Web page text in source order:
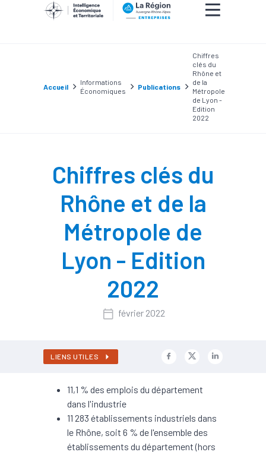
Accueil
Informations
Économiques
Publications
Chiffres
clés du
Rhône et
de la
Métropole
de Lyon -
Edition
2022
Chiffres clés du
Rhône et de la
Métropole de
Lyon - Edition
2022
février 2022
LIENS UTILES
11,1 % des emplois du département
dans l'industrie
11 283 établissements industriels dans
le Rhône, soit 6 % de l'ensemble des
établissements du département (hors